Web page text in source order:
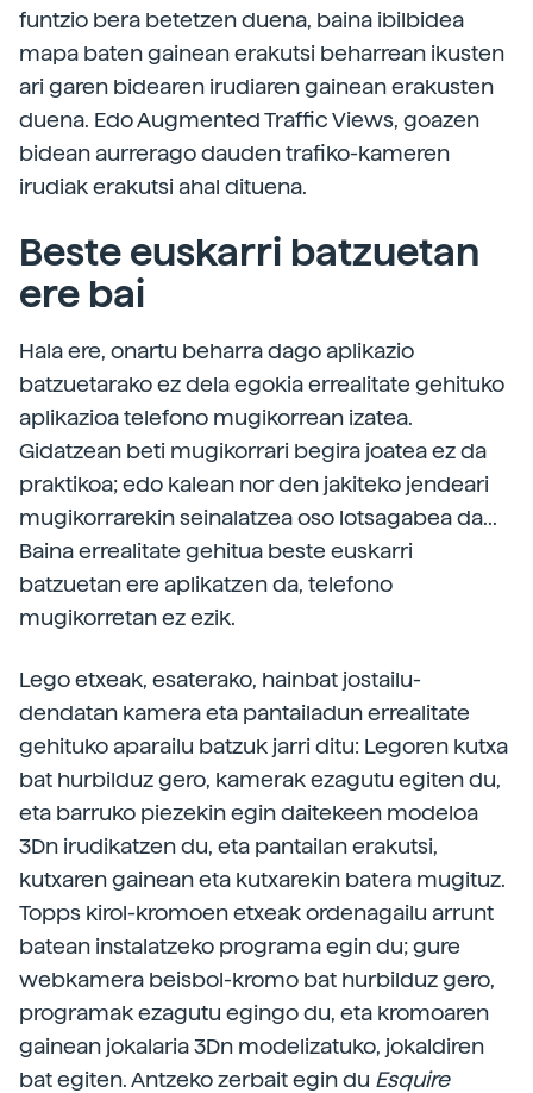
funtzio bera betetzen duena, baina ibilbidea
mapa baten gainean erakutsi beharrean ikusten
ari garen bidearen irudiaren gainean erakusten
duena. Edo Augmented Traffic Views, goazen
bidean aurrerago dauden trafiko-kameren
irudiak erakutsi ahal dituena.
Beste euskarri batzuetan
ere bai
Hala ere, onartu beharra dago aplikazio
batzuetarako ez dela egokia errealitate gehituko
aplikazioa telefono mugikorrean izatea.
Gidatzean beti mugikorrari begira joatea ez da
praktikoa; edo kalean nor den jakiteko jendeari
mugikorrarekin seinalatzea oso lotsagabea da...
Baina errealitate gehitua beste euskarri
batzuetan ere aplikatzen da, telefono
mugikorretan ez ezik.
Lego etxeak, esaterako, hainbat jostailu-
dendatan kamera eta pantailadun errealitate
gehituko aparailu batzuk jarri ditu: Legoren kutxa
bat hurbilduz gero, kamerak ezagutu egiten du,
eta barruko piezekin egin daitekeen modeloa
3Dn irudikatzen du, eta pantailan erakutsi,
kutxaren gainean eta kutxarekin batera mugituz.
Topps kirol-kromoen etxeak ordenagailu arrunt
batean instalatzeko programa egin du; gure
webkamera beisbol-kromo bat hurbilduz gero,
programak ezagutu egingo du, eta kromoaren
gainean jokalaria 3Dn modelizatuko, jokaldiren
bat egiten. Antzeko zerbait egin du Esquire